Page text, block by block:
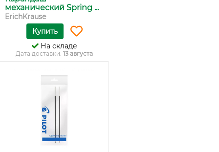
механический Spring ...
ErichKrause
Купить
На складе
Дата доставки: 13 августа